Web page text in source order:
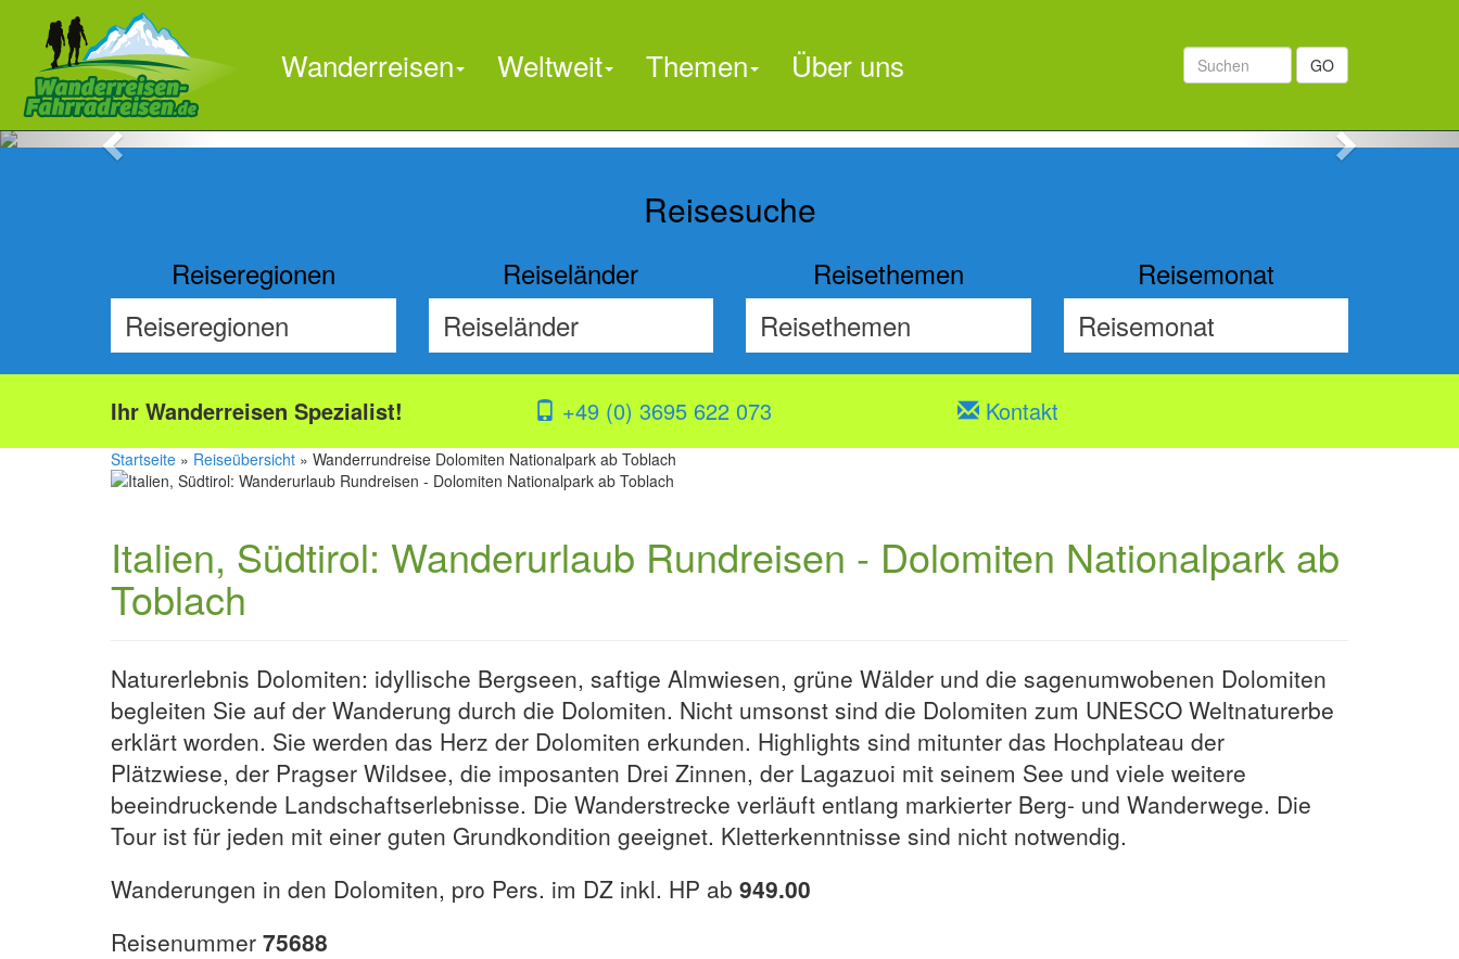

Previous Next
GO
Wanderreisen Weltweit Themen Über uns
Reisesuche
Reiseregionen Reiseländer Reisethemen Reisemonat
Ihr Wanderreisen Spezialist! +49 (0) 3695 622 073 Kontakt
Startseite » Reiseübersicht » Wanderrundreise Dolomiten Nationalpark ab Toblach
Italien, Südtirol: Wanderurlaub Rundreisen - Dolomiten Nationalpark ab
Toblach
Naturerlebnis Dolomiten: idyllische Bergseen, saftige Almwiesen, grüne Wälder und die sagenumwobenen Dolomiten
begleiten Sie auf der Wanderung durch die Dolomiten. Nicht umsonst sind die Dolomiten zum UNESCO Weltnaturerbe
erklärt worden. Sie werden das Herz der Dolomiten erkunden. Highlights sind mitunter das Hochplateau der
Plätzwiese, der Pragser Wildsee, die imposanten Drei Zinnen, der Lagazuoi mit seinem See und viele weitere
beeindruckende Landschaftserlebnisse. Die Wanderstrecke verläuft entlang markierter Berg- und Wanderwege. Die
Tour ist für jeden mit einer guten Grundkondition geeignet. Kletterkenntnisse sind nicht notwendig.
Wanderungen in den Dolomiten, pro Pers. im DZ inkl. HP ab 949.00
Reisenummer 75688